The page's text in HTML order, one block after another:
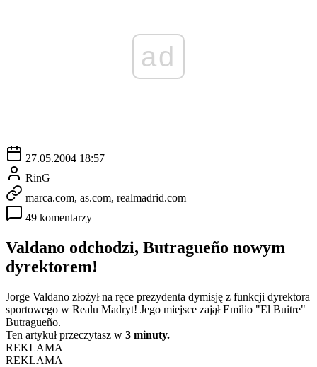
ad
27.05.2004 18:57
RinG
marca.com, as.com, realmadrid.com
49 komentarzy
Valdano odchodzi, Butragueño nowym
dyrektorem!
Jorge Valdano złożył na ręce prezydenta dymisję z funkcji dyrektora
sportowego w Realu Madryt! Jego miejsce zajął Emilio "El Buitre"
Butragueño.
Ten artykuł przeczytasz w 3 minuty.
REKLAMA
REKLAMA